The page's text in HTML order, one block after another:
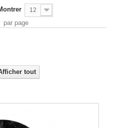
12
par page
tout